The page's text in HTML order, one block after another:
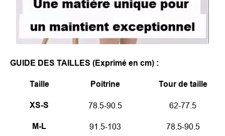
GUIDE DES TAILLES (Exprimé en cm) :
Taille Poitrine Tour de taille
XS-S 78.5-90.5 62-77.5
M-L 91.5-103 78.5-90.5